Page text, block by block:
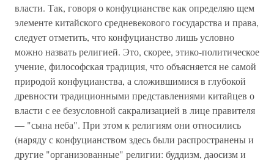
власти. Так, говоря о конфуцианстве как определяю щем
элементе китайского средневекового государства и права,
следует отметить, что конфуцианство лишь условно
можно назвать религией. Это, скорее, этико-политическое
учение, философская традиция, что объясняется не самой
природой конфуцианства, а сложившимися в глубокой
древности традиционными представлениями китайцев о
власти с ее безусловной сакрализацией в лице правителя
— "сына неба". При этом к религиям они относились
(наряду с конфуцианством здесь были распространены и
другие "организованные" религии: буддизм, даосизм и